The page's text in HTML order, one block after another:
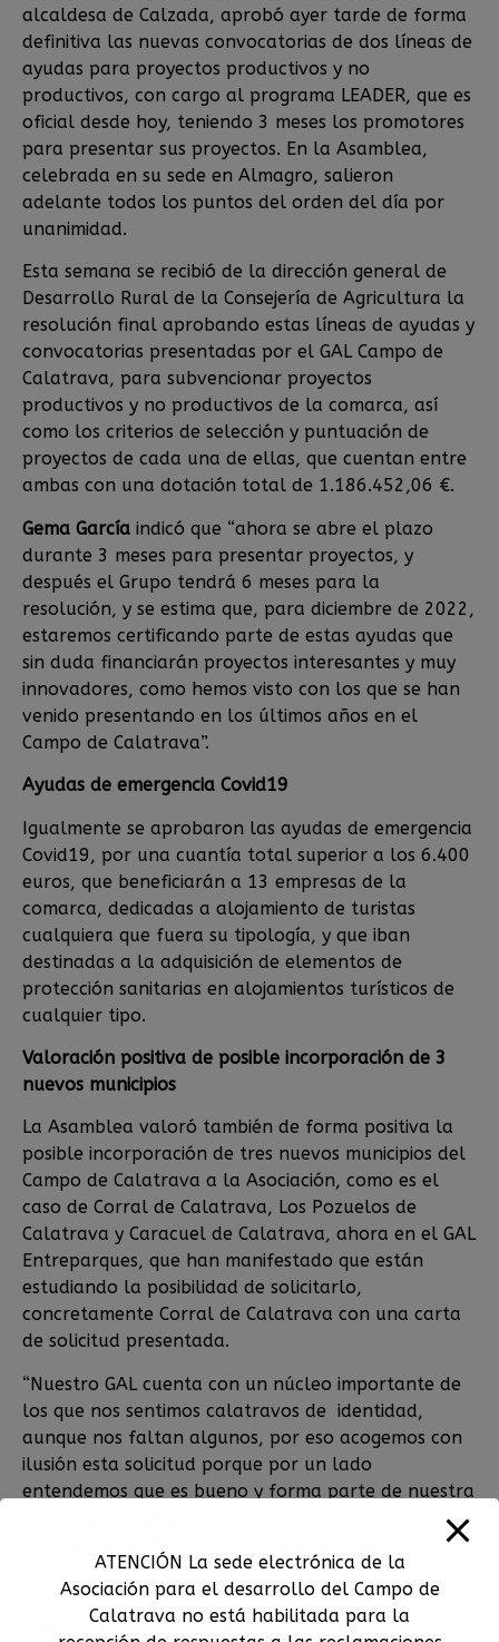
alcaldesa de Calzada, aprobó ayer tarde de forma
definitiva las nuevas convocatorias de dos líneas de
ayudas para proyectos productivos y no
productivos, con cargo al programa LEADER, que es
oficial desde hoy, teniendo 3 meses los promotores
para presentar sus proyectos. En la Asamblea,
celebrada en su sede en Almagro, salieron
adelante todos los puntos del orden del día por
unanimidad.
Esta semana se recibió de la dirección general de
Desarrollo Rural de la Consejería de Agricultura la
resolución final aprobando estas líneas de ayudas y
convocatorias presentadas por el GAL Campo de
Calatrava, para subvencionar proyectos
productivos y no productivos de la comarca, así
como los criterios de selección y puntuación de
proyectos de cada una de ellas, que cuentan entre
ambas con una dotación total de 1.186.452,06 €.
Gema García indicó que “ahora se abre el plazo
durante 3 meses para presentar proyectos, y
después el Grupo tendrá 6 meses para la
resolución, y se estima que, para diciembre de 2022,
estaremos certificando parte de estas ayudas que
sin duda financiarán proyectos interesantes y muy
innovadores, como hemos visto con los que se han
venido presentando en los últimos años en el
Campo de Calatrava”.
Ayudas de emergencia Covid19
Igualmente se aprobaron las ayudas de emergencia
Covid19, por una cuantía total superior a los 6.400
euros, que beneficiarán a 13 empresas de la
comarca, dedicadas a alojamiento de turistas
cualquiera que fuera su tipología, y que iban
destinadas a la adquisición de elementos de
protección sanitarias en alojamientos turísticos de
cualquier tipo.
Valoración positiva de posible incorporación de 3
nuevos municipios
La Asamblea valoró también de forma positiva la
posible incorporación de tres nuevos municipios del
Campo de Calatrava a la Asociación, como es el
caso de Corral de Calatrava, Los Pozuelos de
Calatrava y Caracuel de Calatrava, ahora en el GAL
Entreparques, que han manifestado que están
estudiando la posibilidad de solicitarlo,
concretamente Corral de Calatrava con una carta
de solicitud presentada.
“Nuestro GAL cuenta con un núcleo importante de
los que nos sentimos calatravos de identidad,
aunque nos faltan algunos, por eso acogemos con
ilusión esta solicitud porque por un lado
entendemos que es bueno y forma parte de nuestra
estrategia territorial de sumar, y además, por otro
despoblación importante, como gran parte de los
que ya formamos parte del grupo, podrán luchar
con más fuerza contra la misma”.
ATENCIÓN La sede electrónica de la
Asociación para el desarrollo del Campo de
Calatrava no está habilitada para la